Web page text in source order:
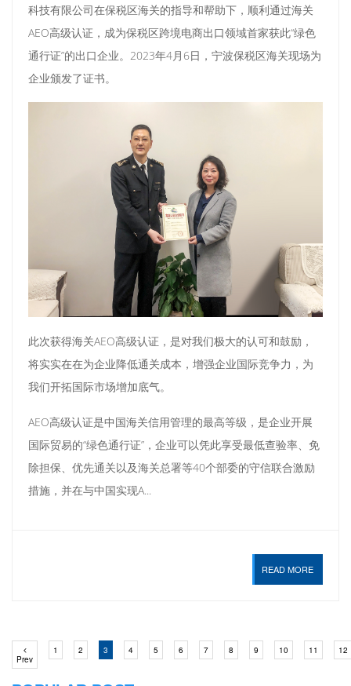
科技有限公司在保税区海关的指导和帮助下，顺利通过海关
AEO高级认证，成为保税区跨境电商出口领域首家获此“绿色
通行证”的出口企业。2023年4月6日，宁波保税区海关现场为
企业颁发了证书。
此次获得海关AEO高级认证，是对我们极大的认可和鼓励，
将实实在在为企业降低通关成本，增强企业国际竞争力，为
我们开拓国际市场增加底气。
AEO高级认证是中国海关信用管理的最高等级，是企业开展
国际贸易的“绿色通行证”，企业可以凭此享受最低查验率、免
除担保、优先通关以及海关总署等40个部委的守信联合激励
措施，并在与中国实现A...
READ MORE
PrevPrevious
1 (current)
2 (current)
3 (current)
4(current)
5 (current)
6 (current)
7(current)
8 (current)
9 (current)
10 (current)
11 (current)
12